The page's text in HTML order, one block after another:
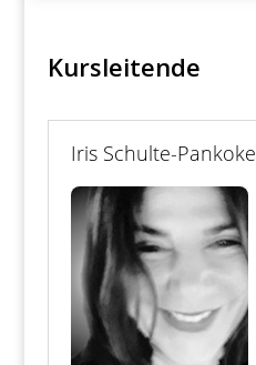
Kursleitende
Iris Schulte-Pankoke